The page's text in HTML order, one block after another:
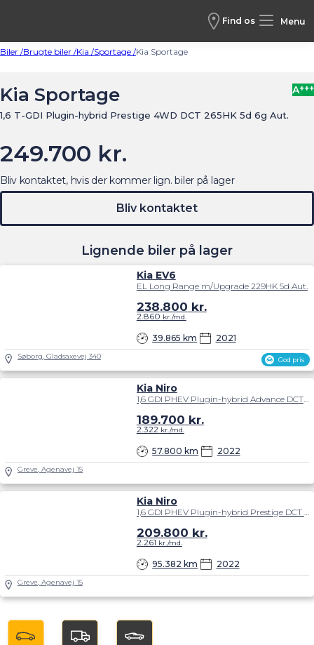
Find os Menu
Biler /Brugte biler /Kia /Sportage /Kia Sportage
Kia Sportage
1,6 T-GDI Plugin-hybrid Prestige 4WD DCT 265HK 5d 6g Aut.
A+++
249.700 kr.
Lignende biler på lager
God pris
Kia EV6
EL Long Range m/Upgrade 229HK 5d Aut.
39.865 km 2021
238.800 kr.
2.860 kr./md.
Søborg, Gladsaxevej 340
Kia Niro
1,6 GDI PHEV Plugin-hybrid Advance DCT 141HK 5d 6g Aut.
57.800 km 2022
189.700 kr.
2.322kr./md.
Greve, Agenavej 15
Kia Niro
1,6 GDI PHEV Plugin-hybrid Prestige DCT 183HK 5d 6g Aut.
95.382 km 2022
209.800 kr.
2.261 kr./md.
Greve, Agenavej 15
Bliv kontaktet, hvis der kommer lign. biler på lager
Bliv kontaktet